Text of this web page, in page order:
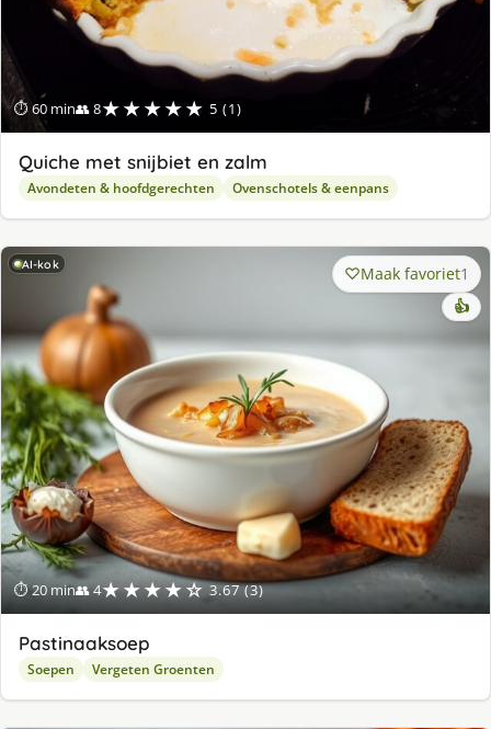
⏱ 60 min👥 8★★★★★ 5 (1)
Quiche met snijbiet en zalm
Avondeten & hoofdgerechten Ovenschotels & eenpans
AI-kok
⏱ 20 min👥 4★★★★☆ 3.67 (3)
Maak favoriet1
👍
Pastinaaksoep
Soepen Vergeten Groenten